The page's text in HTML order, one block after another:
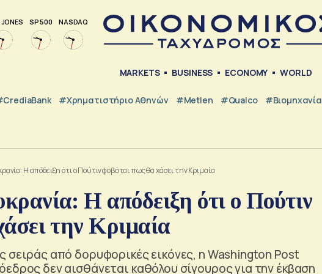
SP 500 NASDAQ
MARKETS BUSINESS ECONOMY WORLD
#Χρηματιστήριο Αθηνών #metlen #Qualco #Βιομηχανία
Η απόδειξη ότι ο Πούτιν φοβάται πως θα χάσει την Κριμαία
Η απόδειξη ότι ο Πούτιν
την Κριμαία
σειράς από δορυφορικές εικόνες, η Washington Post
δεν αισθάνεται καθόλου σίγουρος για την έκβαση